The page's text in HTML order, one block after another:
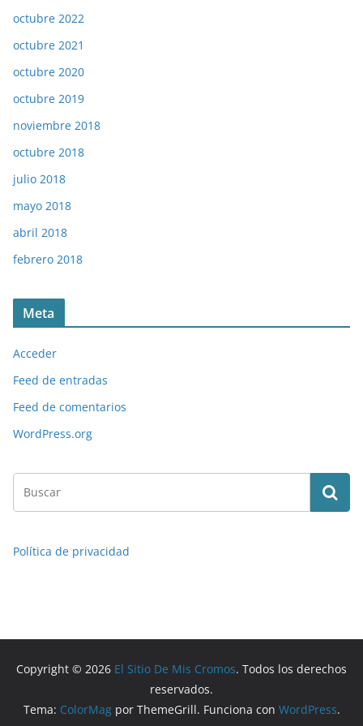
octubre 2022
octubre 2021
octubre 2020
octubre 2019
noviembre 2018
octubre 2018
julio 2018
mayo 2018
abril 2018
febrero 2018
Meta
Acceder
Feed de entradas
Feed de comentarios
WordPress.org
Política de privacidad
Copyright © 2026 El Sitio De Mis Cromos. Todos los derechos
reservados.
Tema: ColorMagpor ThemeGrill. Funciona con WordPress.